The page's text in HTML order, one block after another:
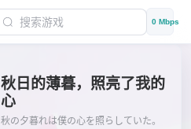
0 Mbps
秋日的薄暮，照亮了我的
心
秋の夕暮れは僕の心を照らしていた。